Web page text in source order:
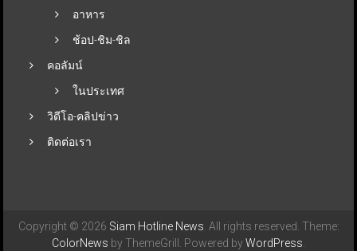
อาหาร
ช้อป-ชิม-ชิล
คอลัมน์
ในประเทศ
วิดีโอ-คลิปข่าว
ติดต่อเรา
Copyright © 2026 Siam Hotline News . All rights reserved. Theme:
ColorNews by ThemeGrill. Powered byWordPress